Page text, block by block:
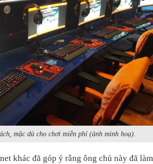
mặc dù cho chơi miễn phí (ảnh minh hoạ).
khác đã góp ý rằng ông chủ này đã làm